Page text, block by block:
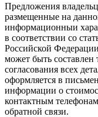
Предложения
размещенные на
информационныи
в соответствии со
Российской
может быть составлен
согласования всех
оформляется в
информации о
контактным
обратной связи.